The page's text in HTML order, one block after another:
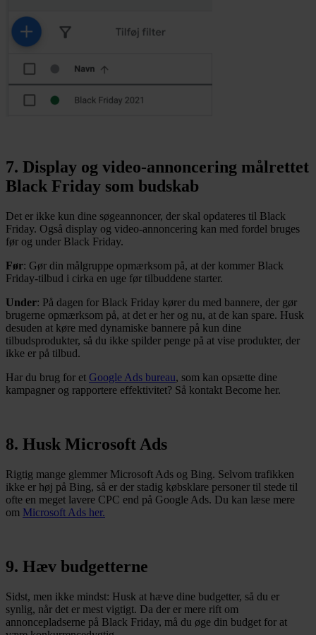
7. Display og video-annoncering målrettet
Black Friday som budskab
Det er ikke kun dine søgeannoncer, der skal opdateres til Black
Friday. Også display og video-annoncering kan med fordel bruges
før og under Black Friday.
Før: Gør din målgruppe opmærksom på, at der kommer Black
Friday-tilbud i cirka en uge før tilbuddene starter.
Under: På dagen for Black Friday kører du med bannere, der gør
brugerne opmærksom på, at det er her og nu, at de kan spare. Husk
desuden at køre med dynamiske bannere på kun dine
tilbudsprodukter, så du ikke spilder penge på at vise produkter, der
ikke er på tilbud.
Har du brug for et Google Ads bureau, som kan opsætte dine
kampagner og rapportere effektivitet? Så kontakt Become her.
8. Husk Microsoft Ads
Rigtig mange glemmer Microsoft Ads og Bing. Selvom trafikken
ikke er høj på Bing, så er der stadig købsklare personer til stede til
ofte en meget lavere CPC end på Google Ads. Du kan læse mere
om Microsoft Ads her.
9. Hæv budgetterne
Sidst, men ikke mindst: Husk at hæve dine budgetter, så du er
synlig, når det er mest vigtigt. Da der er mere rift om
annoncepladserne på Black Friday, må du øge din budget for at